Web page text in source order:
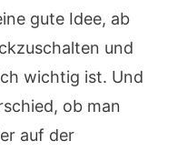
gute Idee, ab
und
wichtig ist. Und
ob man
auf der